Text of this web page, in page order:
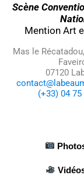
Scène
Mention Art
Mas le
07120
(+33) 04